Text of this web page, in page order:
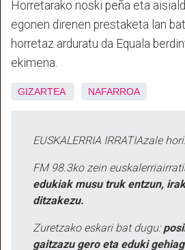
Horretarako noski peña eta
egonen direnen prestaketa lan
horretaz arduratu da Equala
ekimena.
GIZARTEA NAFARROA
EUSKALERRIA IRRATIAzale hori:
FM 98.3ko zein
edukiak musu truk entzun,
ditzakezu.
Zuretzako eskari bat dugu:
gaitzazu gero eta eduki